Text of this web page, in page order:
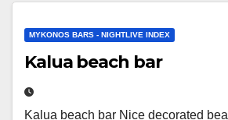
MYKONOS BARS - NIGHTLIVE INDEX
Kalua beach bar
Kalua beach bar Nice decorated